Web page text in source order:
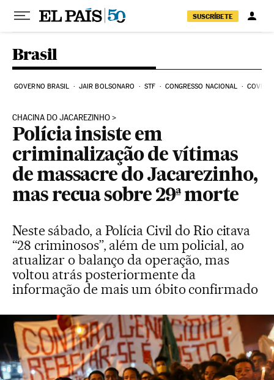
Pular para o conteúdo
SUSCRÍBETE
Brasil
GOVERNO BRASIL JAIR BOLSONARO STF CONGRESSO NACIONAL COVID-
CHACINA DO JACAREZINHO
Polícia insiste em
criminalização de vítimas
de massacre do Jacarezinho,
mas recua sobre 29ª morte
Neste sábado, a Polícia Civil do Rio citava
“28 criminosos”, além de um policial, ao
atualizar o balanço da operação, mas
voltou atrás posteriormente da
informação de mais um óbito confirmado